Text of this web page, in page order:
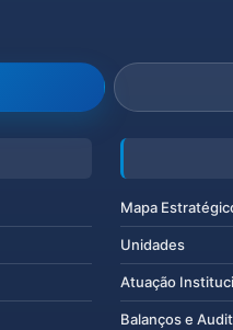
Mapa
Unidades
Atuação
Balanços e